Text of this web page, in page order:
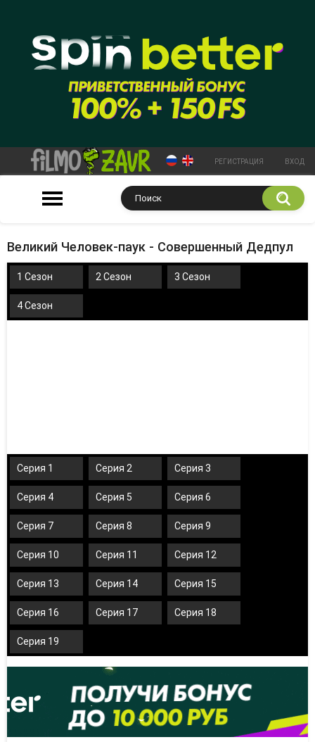
РЕГИСТРАЦИЯ ВХОД
Великий Человек-паук - Совершенный Дедпул
1 Сезон 2 Сезон 3 Сезон
4 Сезон
Серия 1 Серия 2 Серия 3
Серия 4 Серия 5 Серия 6
Серия 7 Серия 8 Серия 9
Серия 10 Серия 11 Серия 12
Серия 13 Серия 14 Серия 15
Серия 16 Серия 17 Серия 18
Серия 19